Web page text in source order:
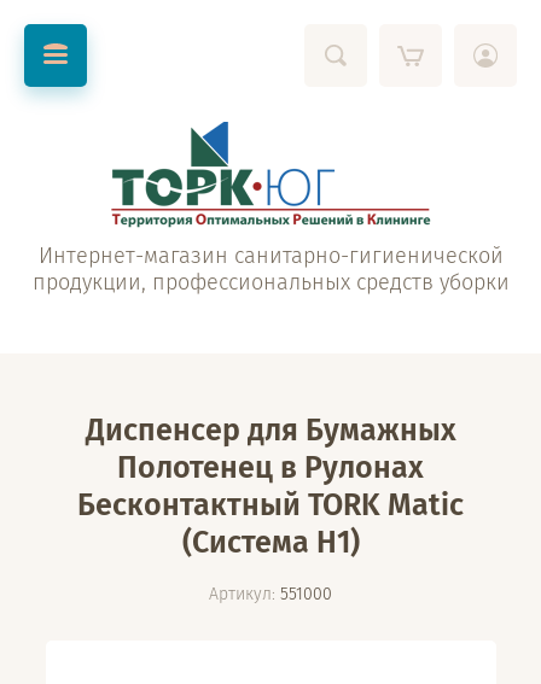
Интернет-магазин санитарно-гигиенической
продукции, профессиональных средств уборки
Диспенсер для Бумажных
Полотенец в Рулонах
Бесконтактный TORK Matic
(Система H1)
Артикул: 551000